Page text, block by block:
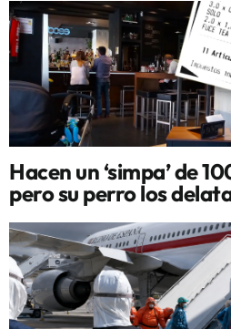
Hacen un ‘simpa’ de
pero su perro los